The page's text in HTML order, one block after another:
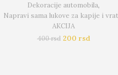
Dekoracije automobila,
Napravi sama lukove za kapije i
AKCIJA
400rsd 200 rsd